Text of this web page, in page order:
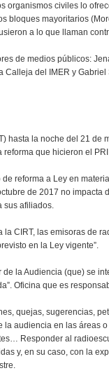
organismos civiles lo
bloques mayoritarios
a lo que llaman
de medios públicos:
Calleja del IMER y
hasta la noche del 21 de
que hicieron el
reforma a Ley en
de 2017 no impacta
sus afiliados.
CIRT, las emisoras de
en la Ley vigente”.
la Audiencia (que) se
Oficina que es
quejas, sugerencias,
audiencia en las áreas
Responder al
y, en su caso, con la